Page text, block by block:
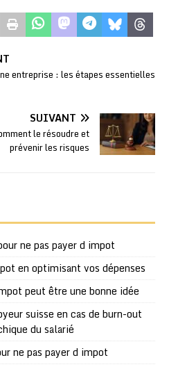
entreprise : les étapes essentielles
SUIVANT
le résoudre et
prévenir les risques
ne pas payer d impot
en optimisant vos dépenses
peut être une bonne idée
suisse en cas de burn-out
du salarié
ne pas payer d impot